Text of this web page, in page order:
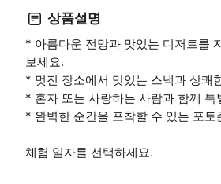
상품설명
* 아름다운 전망과 맛있는 디저트를
보세요.
* 멋진 장소에서 맛있는 스낵과 상쾌
* 혼자 또는 사랑하는 사람과 함께
* 완벽한 순간을 포착할 수 있는 포토
체험 일자를 선택하세요.